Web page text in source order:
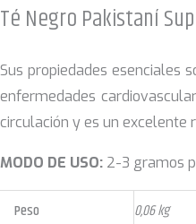
Té Negro Pakistaní
Sus propiedades esenciales
enfermedades
circulación y es un excelente
MODO DE USO: 2-3 gramos
Peso
0,06 kg